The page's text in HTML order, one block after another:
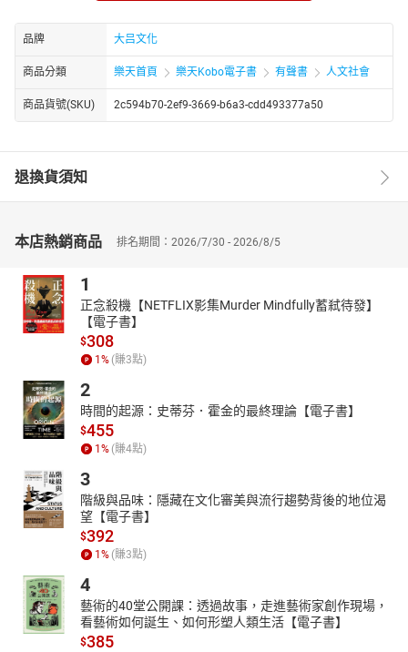
人物研究等领域。例如《毛泽东和三国演义》《毛泽东论中国历史
人物》，探索毛泽东与中国历史及古典名著的关联；《水浒黑白绰
号谭》则围绕《水浒传》中人物绰号展开，挖掘绰号背后的人物特
质与时代背景；还有《放下是快乐 拥有是幸福》等通俗读物，以文
史视角传递生活智慧。
品牌 大吕文化
商品分類 樂天首頁 樂天Kobo電子書 有聲書 人文社會
商品貨號(SKU) 2c594b70-2ef9-3669-b6a3-cdd493377a50
退換貨須知
本店熱銷商品 排名期間：2026/7/30 - 2026/8/5
1
正念殺機【NETFLIX影集Murder Mindfully蓄弒待發】
【電子書】
$308
1 % (賺3點)
2
時間的起源：史蒂芬．霍金的最終理論【電子書】
$455
1 % (賺4點)
3
階級與品味：隱藏在文化審美與流行趨勢背後的地位渴
望【電子書】
$392
1 % (賺3點)
4
藝術的40堂公開課：透過故事，走進藝術家創作現場，
看藝術如何誕生、如何形塑人類生活【電子書】
$385